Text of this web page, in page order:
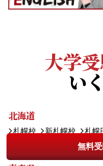
無料
大学
い
北海道
札幌校 新札幌校 札幌
札幌大